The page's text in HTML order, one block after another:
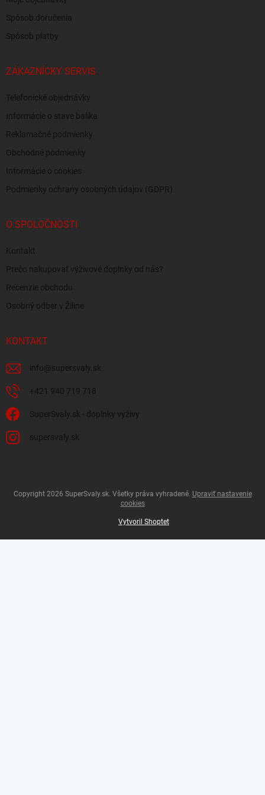
Spôsob doručenia
Spôsob platby
ZÁKAZNÍCKY SERVIS
Telefonické objednávky
Informácie o stave balíka
Reklamačné podmienky
Obchodné podmienky
Informácie o cookies
Podmienky ochrany osobných údajov (GDPR)
O SPOLOČNOSTI
Kontakt
Prečo nakupovať výživové doplnky od nás?
Recenzie obchodu
Osobný odber v Žiline
KONTAKT
info@ supersvaly.sk
+421 940 719 718
SuperSvaly.sk - doplnky výživy
supersvaly.sk
Vytvoril Shoptet
Copyright 2026 SuperSvaly.sk. Všetky práva vyhradené. Upraviť nastavenie
cookies